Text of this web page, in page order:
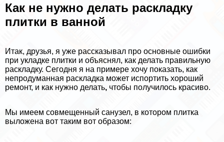
Как не нужно делать раскладку
плитки в ванной
Итак, друзья, я уже рассказывал про основные ошибки
при укладке плитки и объяснял, как делать правильную
раскладку. Сегодня я на примере хочу показать, как
непродуманная раскладка может испортить хороший
ремонт, и как нужно делать, чтобы получилось красиво.
Мы имеем совмещенный санузел, в котором плитка
выложена вот таким вот образом: